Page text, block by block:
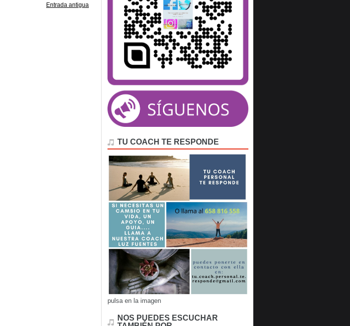
Entrada antigua
TU COACH TE RESPONDE
pulsa en la imagen
NOS PUEDES ESCUCHAR